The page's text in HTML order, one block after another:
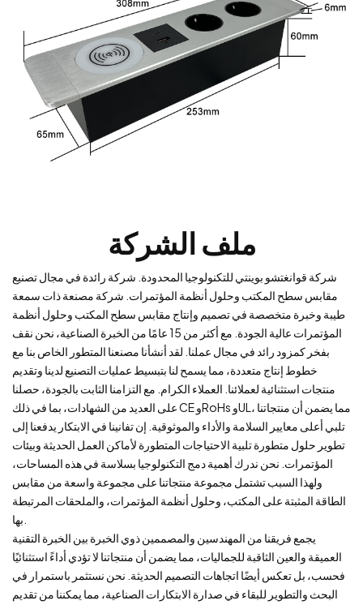
ملف الشركة
شركة قوانغتشو بوينتي للتكنولوجيا المحدودة. شركة رائدة في مجال تصنيع
مقابس سطح المكتب وحلول أنظمة المؤتمرات. شركة مصنعة ذات سمعة
طيبة وخبرة متخصصة في تصميم وإنتاج مقابس سطح المكتب وحلول أنظمة
المؤتمرات عالية الجودة. مع أكثر من 15 عامًا من الخبرة الصناعية، نحن نقف
بفخر كمزود رائد في مجال عملنا. لقد أنشأنا مصنعنا المتطور الخاص بنا مع
خطوط إنتاج متعددة، مما يسمح لنا بتبسيط عمليات التصنيع لدينا وتقديم
منتجات استثنائية لعملائنا. العملاء الكرام. مع التزامنا الثابت بالجودة، حصلنا
على العديد من الشهادات، بما في ذلك CE وRoHs وUL، مما يضمن أن منتجاتنا
تلبي أعلى معايير السلامة والأداء والموثوقية. إن تفانينا في الابتكار يدفعنا إلى
تطوير حلول متطورة تلبية الاحتياجات المتطورة لأماكن العمل الحديثة وبيئات
المؤتمرات. نحن ندرك أهمية دمج التكنولوجيا بسلاسة في هذه المساحات،
ولهذا السبب تشتمل مجموعة منتجاتنا على مجموعة واسعة من مقابس
الطاقة المثبتة على المكتب، وحلول أنظمة المؤتمرات، والملحقات المرتبطة
يجمع فريقنا من المهندسين والمصممين ذوي الخبرة بين الخبرة التقنية
العميقة والعين الثاقبة للجماليات، مما يضمن أن منتجاتنا لا تؤدي أداءً استثنائيًا
فحسب، بل تعكس أيضًا اتجاهات التصميم الحديثة. نحن نستثمر باستمرار في
البحث والتطوير للبقاء في صدارة الابتكارات الصناعية، مما يمكننا من تقديم